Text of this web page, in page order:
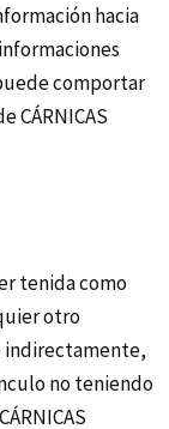
hacia
comportar
CÁRNICAS
tenida como
otro
no teniendo